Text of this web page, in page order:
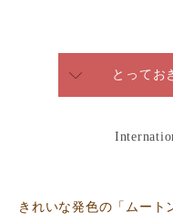
とってお
きれいな発色の「ムート